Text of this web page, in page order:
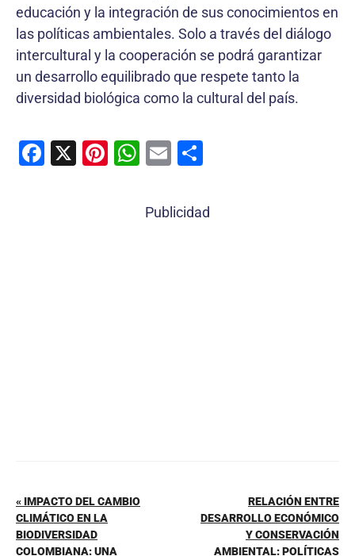
educación y la integración de sus conocimientos en
las políticas ambientales. Solo a través del diálogo
intercultural y la cooperación se podrá garantizar
un desarrollo equilibrado que respete tanto la
diversidad biológica como la cultural del país.
F
X
Pi W
at
E
ai m
Publicidad
« IMPACTO DEL CAMBIO
CLIMÁTICO EN LA
BIODIVERSIDAD
COLOMBIANA: UNA
RELACIÓN ENTRE
DESARROLLO ECONÓMICO
Y CONSERVACIÓN
AMBIENTAL: POLÍTICAS